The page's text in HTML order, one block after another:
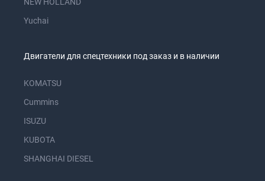
Yuchai
Двигатели для спецтехники под заказ и в наличии
KOMATSU
Cummins
ISUZU
KUBOTA
SHANGHAI DIESEL